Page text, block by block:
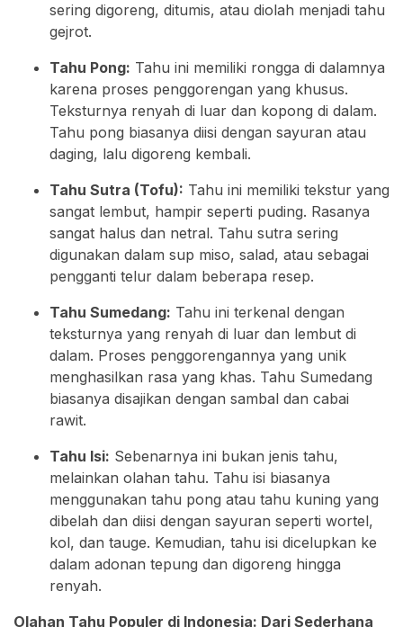
sering digoreng, ditumis, atau diolah menjadi tahu
gejrot.
Tahu Pong: Tahu ini memiliki rongga di dalamnya
karena proses penggorengan yang khusus.
Teksturnya renyah di luar dan kopong di dalam.
Tahu pong biasanya diisi dengan sayuran atau
daging, lalu digoreng kembali.
Tahu Sutra (Tofu): Tahu ini memiliki tekstur yang
sangat lembut, hampir seperti puding. Rasanya
sangat halus dan netral. Tahu sutra sering
digunakan dalam sup miso, salad, atau sebagai
pengganti telur dalam beberapa resep.
Tahu Sumedang: Tahu ini terkenal dengan
teksturnya yang renyah di luar dan lembut di
dalam. Proses penggorengannya yang unik
menghasilkan rasa yang khas. Tahu Sumedang
biasanya disajikan dengan sambal dan cabai
rawit.
Tahu Isi: Sebenarnya ini bukan jenis tahu,
melainkan olahan tahu. Tahu isi biasanya
menggunakan tahu pong atau tahu kuning yang
dibelah dan diisi dengan sayuran seperti wortel,
kol, dan tauge. Kemudian, tahu isi dicelupkan ke
dalam adonan tepung dan digoreng hingga
renyah.
Olahan Tahu Populer di Indonesia: Dari Sederhana